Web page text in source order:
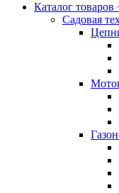
Каталог товаров
Садовая